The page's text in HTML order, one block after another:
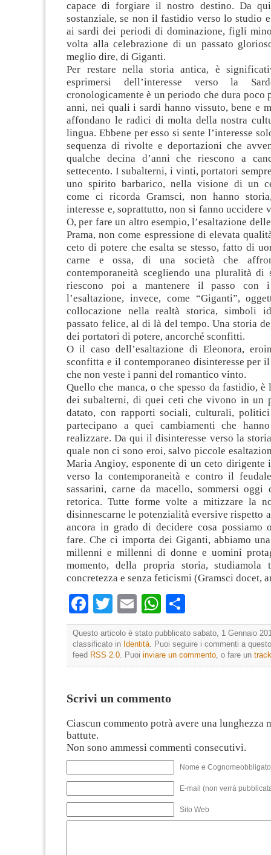
capace di forgiare il nostro destino. Da
sostanziale, se non il fastidio verso lo studio e
ai sardi dei periodi di dominazione, figli
volta alla celebrazione di un passato
meglio dire, di Giganti.
Per restare nella storia antica, è
esprimersi dell’interesse verso la
cronologicamente è un periodo che dura poco
anni, nei quali i sardi hanno vissuto, bene e
affondano le radici di molta della nostra
lingua. Ebbene per esso si sente l’interesse
sequenza di rivolte e deportazioni che
qualche decina d’anni che riescono a
settecento. I subalterni, i vinti, portatori
uno spirito barbarico, nella visione di un
come ci ricorda Gramsci, non hanno
interesse e, soprattutto, non si fanno uccidere
O, per fare un altro esempio, l’esaltazione
Prama, non come espressione di elevata
ceto di potere che esalta se stesso, fatto di
carne e ossa, di una società che
contemporaneità scegliendo una pluralità di
riescono poi a mantenere il passo con
l’esaltazione, invece, come “Giganti”,
collocazione nella realtà storica, simboli
passato felice, al di là del tempo. Una storia
dei portatori di potere, ancorché sconfitti.
O il caso dell’esaltazione di Eleonora,
sconfitta e il contemporaneo disinteresse per
che non veste i panni del romantico vinto.
Quello che manca, o che spesso da fastidio,
dei subalterni, di quei ceti che vivono in un
datato, con rapporti sociali, culturali,
partecipano a quei cambiamenti che
realizzare. Da qui il disinteresse verso la
quale non ci sono eroi, salvo piccole
Maria Angioy, esponente di un ceto dirigente
verso la contemporaneità e contro il
sassarini, carne da macello, sommersi oggi
retorica. Tutte forme volte a mitizzare la
disinnescarne le potenzialità eversive rispetto
ancora in grado di decidere cosa possiamo
fare. Che ci importa dei Giganti, abbiamo
millenni e millenni di donne e uomini
momento, della propria storia, studiamola
concretezza e senza feticismi (Gramsci docet,
Facebook
TwitterEmailWhatsApp
Questo articolo è stato pubblicato sabato, 1 Gennaio
classificato in Identità. Puoi seguire i commenti a
feed RSS 2.0. Puoi inviare un commento, o fare un
Scrivi un commento
Ciascun commento potrà avere una lunghezza
battute.
Non sono ammessi commenti consecutivi.
Nome e
E-mail (non verrà
Sito Web